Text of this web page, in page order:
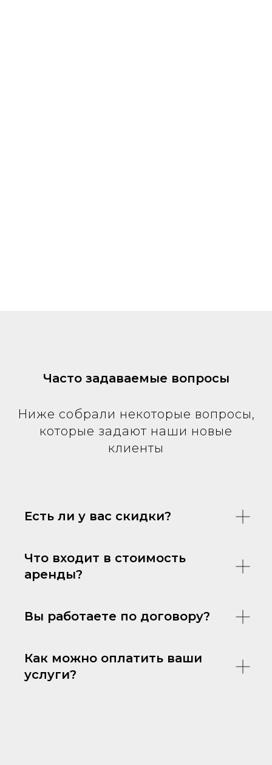
Часто задаваемые вопросы
Ниже собрали некоторые вопросы,
которые задают наши новые
клиенты
Есть ли у вас скидки?
Что входит в стоимость
аренды?
Вы работаете по договору?
Как можно оплатить ваши
услуги?